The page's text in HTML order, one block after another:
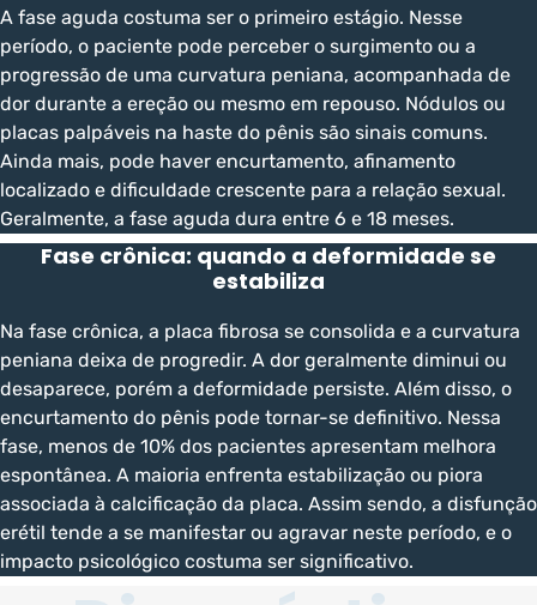
A fase aguda costuma ser o primeiro estágio. Nesse
período, o paciente pode perceber o surgimento ou a
progressão de uma curvatura peniana, acompanhada de
dor durante a ereção ou mesmo em repouso. Nódulos ou
placas palpáveis na haste do pênis são sinais comuns.
Ainda mais, pode haver encurtamento, afinamento
localizado e dificuldade crescente para a relação sexual.
Geralmente, a fase aguda dura entre 6 e 18 meses.
Fase crônica: quando a deformidade se
estabiliza
Na fase crônica, a placa fibrosa se consolida e a curvatura
peniana deixa de progredir. A dor geralmente diminui ou
desaparece, porém a deformidade persiste. Além disso, o
encurtamento do pênis pode tornar-se definitivo. Nessa
fase, menos de 10% dos pacientes apresentam melhora
espontânea. A maioria enfrenta estabilização ou piora
associada à calcificação da placa. Assim sendo, a disfunção
erétil tende a se manifestar ou agravar neste período, e o
impacto psicológico costuma ser significativo.